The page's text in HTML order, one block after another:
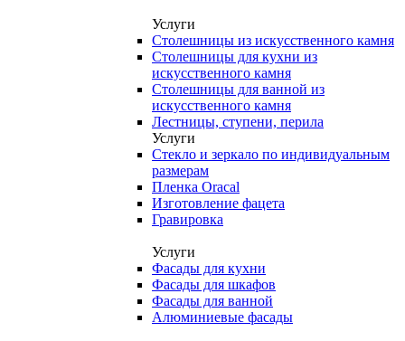
Услуги
Столешницы из искусственного камня
Столешницы для кухни из
искусственного камня
Столешницы для ванной из
искусственного камня
Лестницы, ступени, перила
Услуги
Стекло и зеркало по индивидуальным
размерам
Пленка Oracal
Изготовление фацета
Гравировка
Услуги
Фасады для кухни
Фасады для шкафов
Фасады для ванной
Алюминиевые фасады